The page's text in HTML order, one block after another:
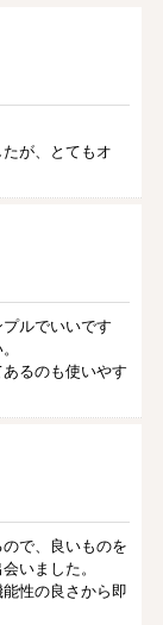
が、とてもオ
ルでいいです
るのも使いやす
で、良いものを
いました。
性の良さから即